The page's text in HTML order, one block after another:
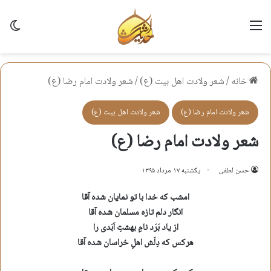
منو
خانه/شعر ولادت اهل بيت (ع)/شعر ولادت امام رضا (ع)
شعر ولادت امام رضا (ع) شعر ولادت اهل بيت (ع)
شعر ولادت امام رضا (ع)
حسن لطفی یکشنبه ۱۷ مرداد ۱۳۹۵
امشب که خدا با تو نمایان شده آقا
انگار دلم تازه مسلمان شده آقا
از یاد بَرَد نامِ بهشتِ اَبَدی را
هرکس که دِلَش اهلِ خراسان شده آقا